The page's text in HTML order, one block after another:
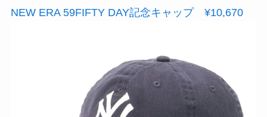
NEW ERA 59FIFTY DAY記念キャップ ¥10,670